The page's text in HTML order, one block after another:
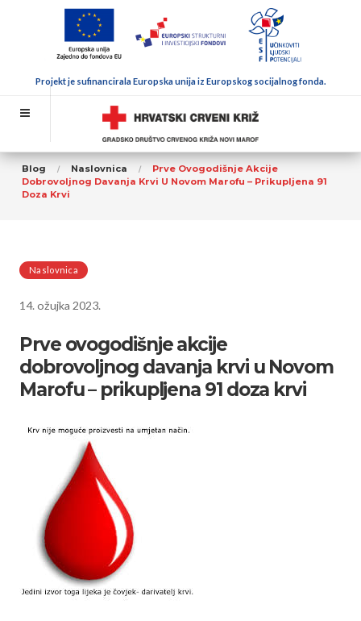
Projekt je sufinancirala Europska unija iz Europskog socijalnog fonda.
Blog Naslovnica
Prve Ovogodišnje Akcije
Dobrovoljnog Davanja Krvi U Novom Marofu – Prikupljena 91
Doza Krvi
Naslovnica
14. ožujka 2023.
Prve ovogodišnje akcije
dobrovoljnog davanja krvi u Novom
Marofu – prikupljena 91 doza krvi